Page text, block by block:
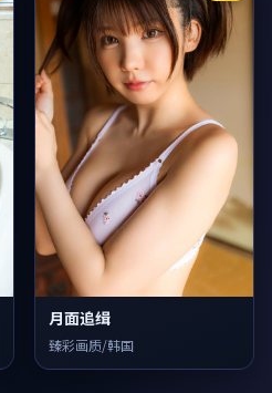
月面追缉
臻彩画质/韩国